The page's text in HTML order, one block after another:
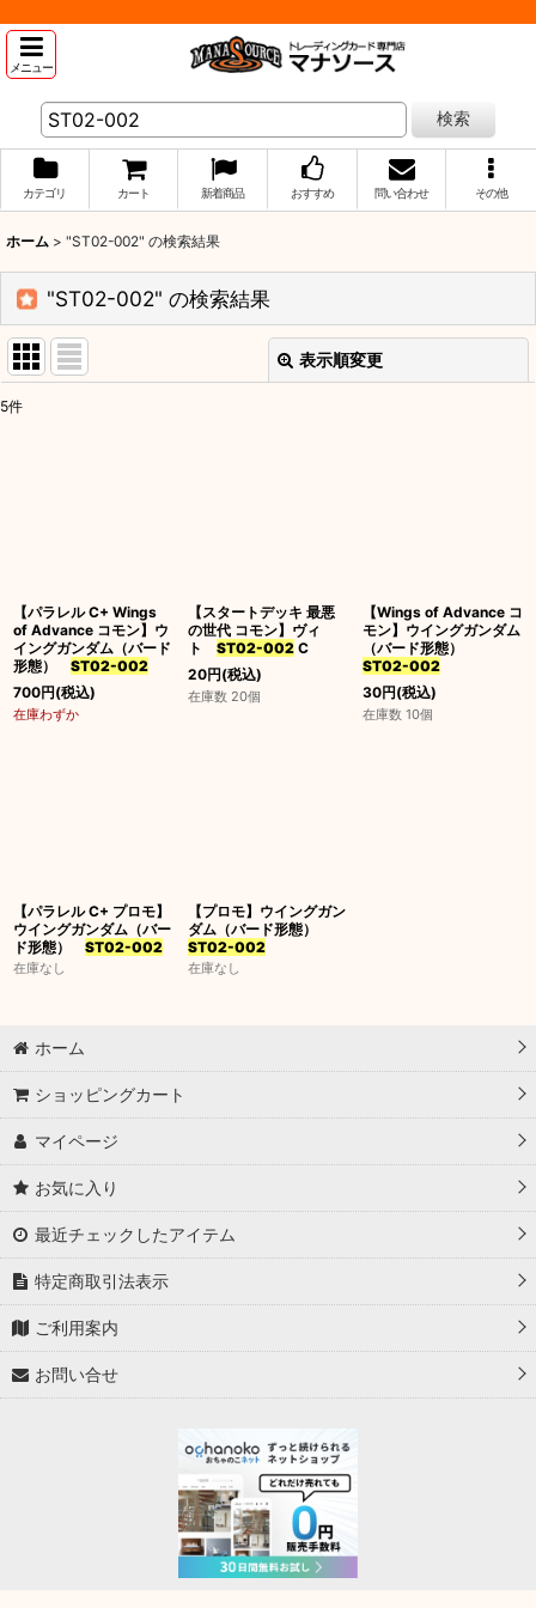
メニュー
検索
カテゴリ カート 新着商品 おすすめ 問い合わせ その他
ホーム > "ST02-002" の検索結果
"ST02-002" の検索結果
表示順変更
絞り込む
5件
【パラレル C+ Wings
of Advance コモン】ウ
イングガンダム（バード
形態） ST02-002
700円(税込)
在庫わずか
【スタートデッキ 最悪
の世代 コモン】ヴィ
ト ST02-002C
20円(税込)
在庫数 20個
【Wings of Advance コ
モン】ウイングガンダム
（バード形態）
ST02-002
30円(税込)
在庫数 10個
【パラレル C+ プロモ】
ウイングガンダム（バー
ド形態） ST02-002
在庫なし
【プロモ】ウイングガン
ダム（バード形態）
ST02-002
在庫なし
ホーム
ショッピングカート
マイページ
お気に入り
最近チェックしたアイテム
特定商取引法表示
ご利用案内
お問い合せ